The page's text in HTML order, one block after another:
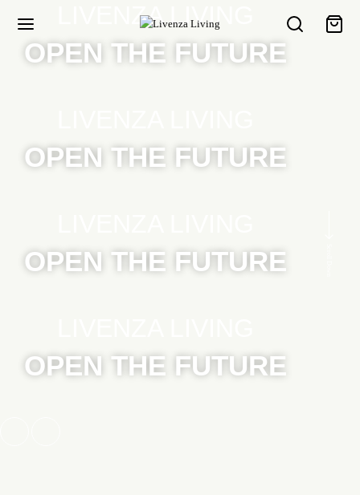
LIVENZA LIVING
OPEN THE FUTURE
OPEN THE FUTURE
OPEN THE FUTURE
OPEN THE FUTURE